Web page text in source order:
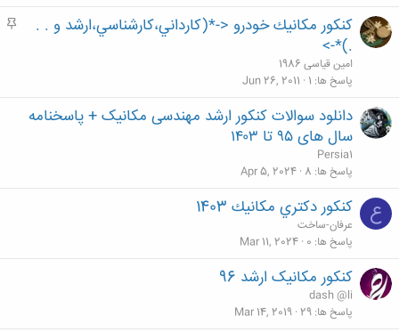
م
كنكور مكانيك خودرو <-*(كارداني،كارشناسي،ارشد و . .
.)*->
امین قیاسی 1986
پاسخ ها 1
Jun 26, 2011
دانلود سوالات کنکور ارشد مهندسی مکانیک + پاسخنامه
سال های ۹۵ تا ۱۴۰۳
Persia1
پاسخ ها 8
Apr 5, 2024
ع كنكور دكتري مكانيك 1403
عرفان-ساخت
پاسخ ها 0
Mar 11, 2024
کنکور مکانیک ارشد 96
dash @li
پاسخ ها 29
Mar 14, 2019